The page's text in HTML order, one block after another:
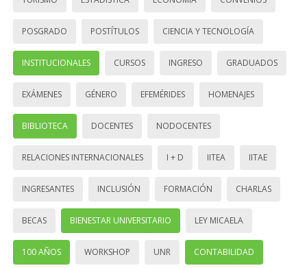
POSGRADO POSTÍTULOS CIENCIA Y TECNOLOGÍA
INSTITUCIONALES CURSOS INGRESO GRADUADOS
EXÁMENES GÉNERO EFEMÉRIDES HOMENAJES
BIBLIOTECA DOCENTES NODOCENTES
RELACIONES INTERNACIONALES I + D IITEA IITAE
INGRESANTES INCLUSIÓN FORMACIÓN CHARLAS
BECAS BIENESTAR UNIVERSITARIO LEY MICAELA
100 AÑOS WORKSHOP UNR CONTABILIDAD